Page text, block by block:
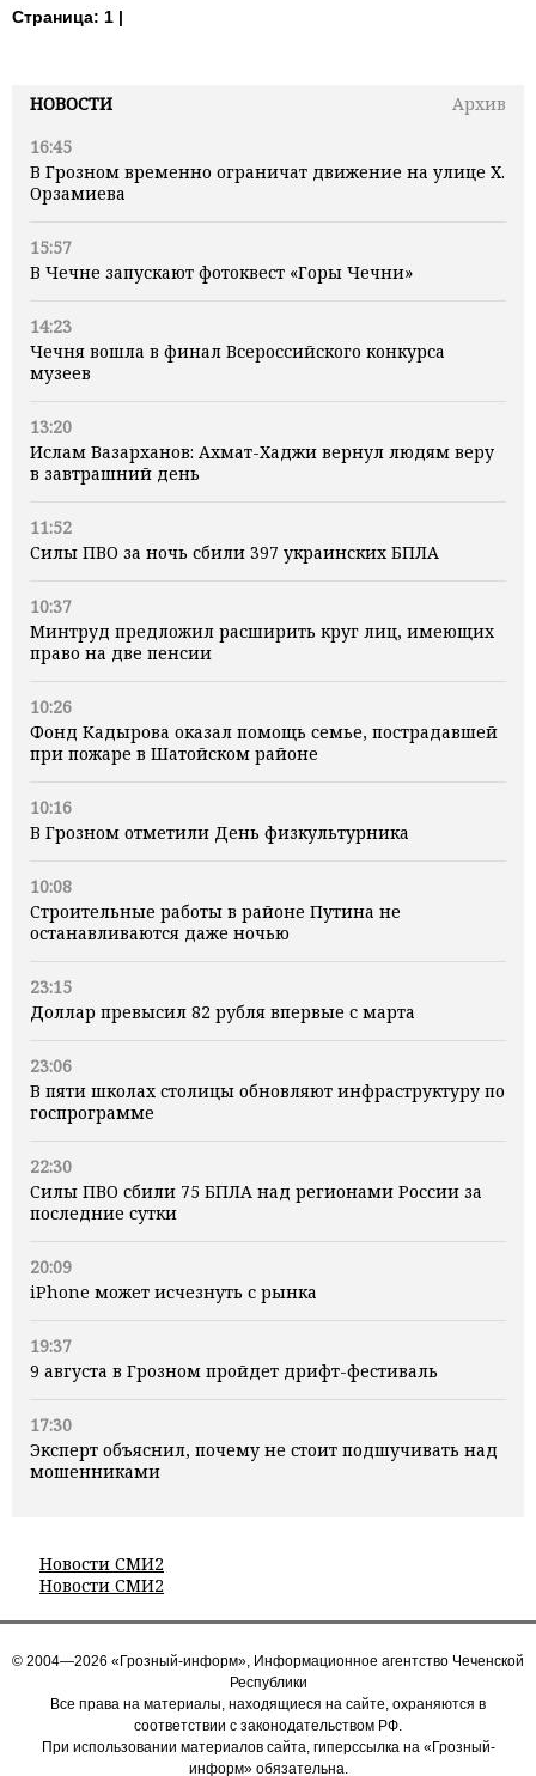
НОВОСТИ
Архив
16:45
В Грозном временно ограничат движение на улице Х.
Орзамиева
15:57
В Чечне запускают фотоквест «Горы Чечни»
14:23
Чечня вошла в финал Всероссийского конкурса
музеев
13:20
Ислам Вазарханов: Ахмат-Хаджи вернул людям веру
в завтрашний день
11:52
Силы ПВО за ночь сбили 397 украинских БПЛА
10:37
Минтруд предложил расширить круг лиц, имеющих
право на две пенсии
10:26
Фонд Кадырова оказал помощь семье, пострадавшей
при пожаре в Шатойском районе
10:16
В Грозном отметили День физкультурника
10:08
Строительные работы в районе Путина не
останавливаются даже ночью
23:15
Доллар превысил 82 рубля впервые с марта
23:06
В пяти школах столицы обновляют инфраструктуру по
госпрограмме
22:30
Силы ПВО сбили 75 БПЛА над регионами России за
последние сутки
20:09
iPhone может исчезнуть с рынка
19:37
9 августа в Грозном пройдет дрифт-фестиваль
17:30
Эксперт объяснил, почему не стоит подшучивать над
мошенниками
Новости СМИ2
Новости СМИ2
Страница: 1 |
© 2004—2026 «Грозный-информ», Информационное агентство Чеченской
Республики
Все права на материалы, находящиеся на сайте, охраняются в
соответствии с законодательством РФ.
При использовании материалов сайта, гиперссылка на «Грозный-
информ» обязательна.